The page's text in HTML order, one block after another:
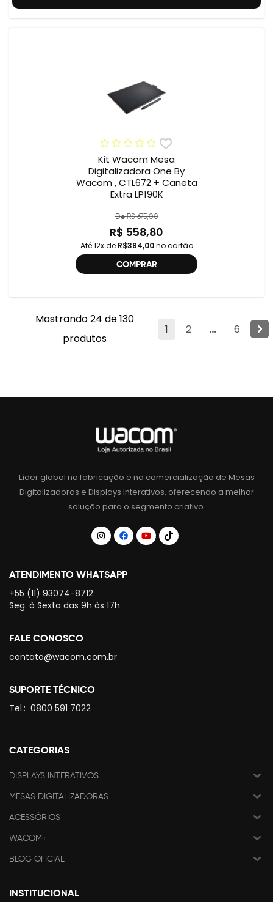
Kit Wacom Mesa
Digitalizadora One By
Wacom , CTL672 + Caneta
Extra LP190K
De R$ 675,00
R$ 558,80
Até 12x de R$384,00no cartão
COMPRAR
1 2 ... 6
Mostrando 24 de 130
produtos
Líder global na fabricação e na comercialização de Mesas
Digitalizadoras e Displays Interativos, oferecendo a melhor
solução para o segmento criativo.
ATENDIMENTO WHATSAPP
+55 (11) 93074-8712
Seg. à Sexta das 9h às 17h
FALE CONOSCO
contato@wacom.com.br
SUPORTE TÉCNICO
Tel.: 0800 591 7022
CATEGORIAS
DISPLAYS INTERATIVOS
MESAS DIGITALIZADORAS
ACESSÓRIOS
WACOM+
BLOG OFICIAL
INSTITUCIONAL